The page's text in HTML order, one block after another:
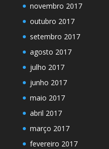
novembro 2017
outubro 2017
setembro 2017
agosto 2017
julho 2017
junho 2017
maio 2017
abril 2017
março 2017
fevereiro 2017